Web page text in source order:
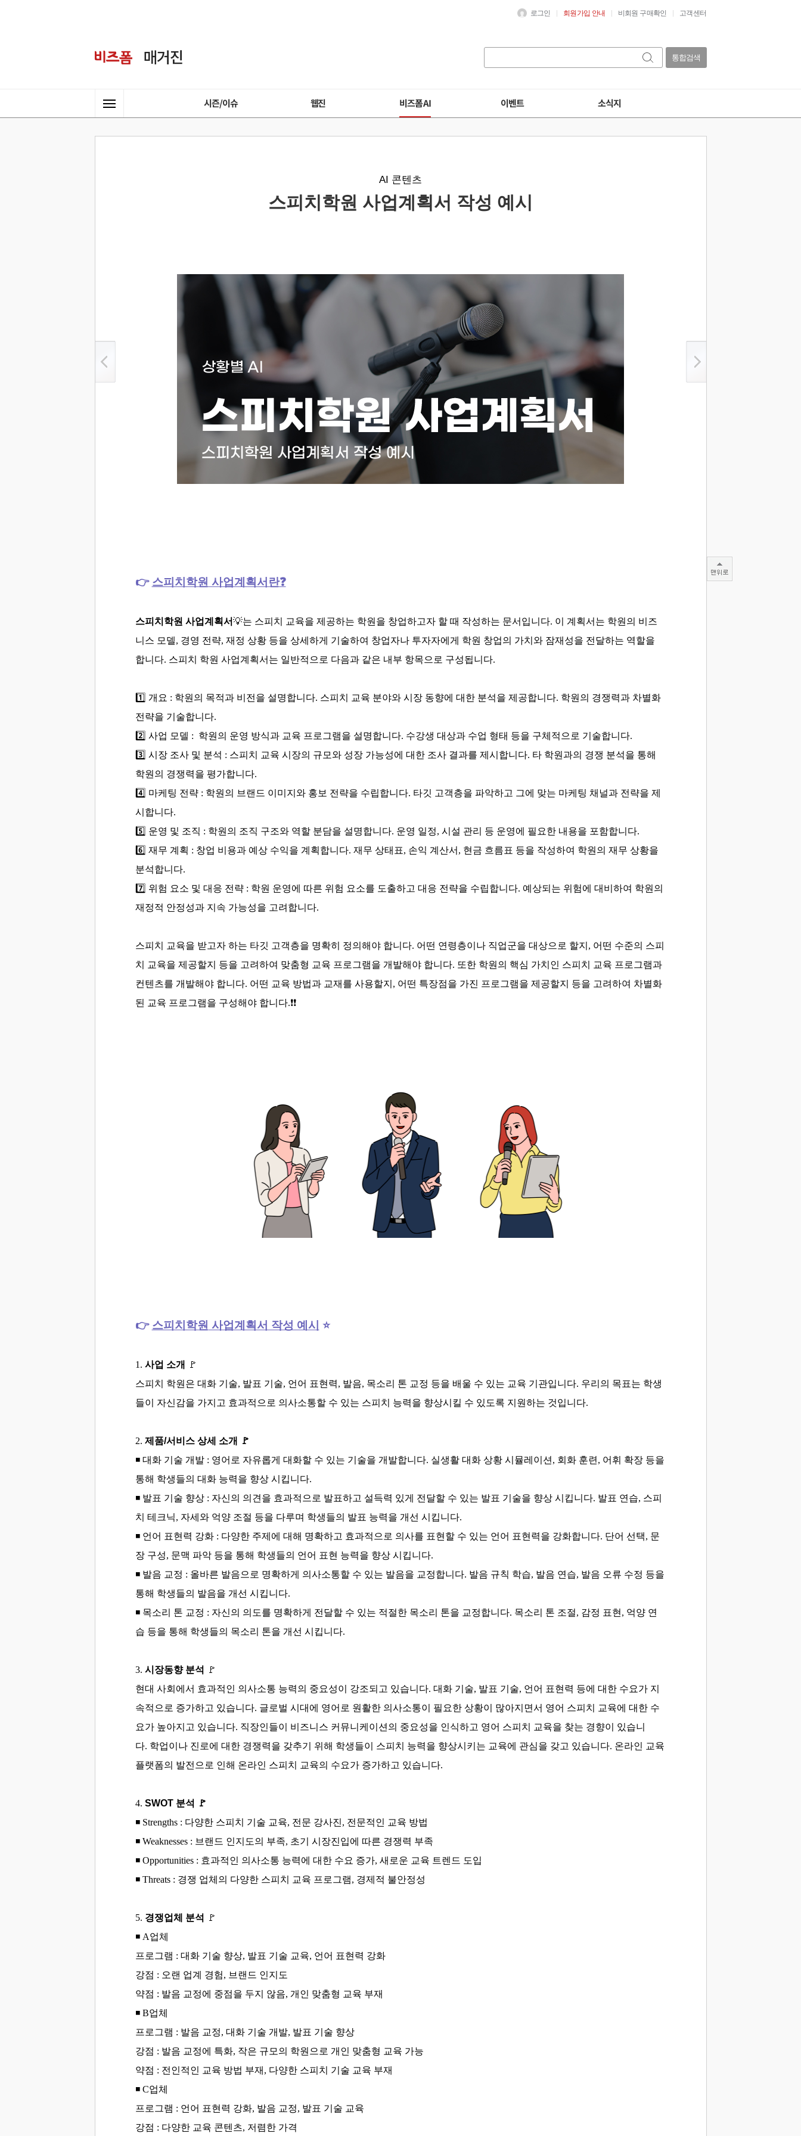
로그인 회원가입 안내 비회원 구매확인 고객센터
통합검색
시즌/이슈 웹진 비즈폼 AI 이벤트 소식지
AI 콘텐츠
스피치학원 사업계획서 작성 예시
👉 스피치학원 사업계획서란❓
스피치학원 사업계획서💡는 스피치 교육을 제공하는 학원을 창업하고자 할 때 작성하는 문서입니다. 이 계획서는 학원의 비즈
니스 모델, 경영 전략, 재정 상황 등을 상세하게 기술하여 창업자나 투자자에게 학원 창업의 가치와 잠재성을 전달하는 역할을
합니다. 스피치 학원 사업계획서는 일반적으로 다음과 같은 내부 항목으로 구성됩니다.
1️⃣ 개요 : 학원의 목적과 비전을 설명합니다. 스피치 교육 분야와 시장 동향에 대한 분석을 제공합니다. 학원의 경쟁력과 차별화
전략을 기술합니다.
2️⃣ 사업 모델 : 학원의 운영 방식과 교육 프로그램을 설명합니다. 수강생 대상과 수업 형태 등을 구체적으로 기술합니다.
3️⃣ 시장 조사 및 분석 : 스피치 교육 시장의 규모와 성장 가능성에 대한 조사 결과를 제시합니다. 타 학원과의 경쟁 분석을 통해
학원의 경쟁력을 평가합니다.
4️⃣ 마케팅 전략 : 학원의 브랜드 이미지와 홍보 전략을 수립합니다. 타깃 고객층을 파악하고 그에 맞는 마케팅 채널과 전략을 제
시합니다.
5️⃣ 운영 및 조직 : 학원의 조직 구조와 역할 분담을 설명합니다. 운영 일정, 시설 관리 등 운영에 필요한 내용을 포함합니다.
6️⃣ 재무 계획 : 창업 비용과 예상 수익을 계획합니다. 재무 상태표, 손익 계산서, 현금 흐름표 등을 작성하여 학원의 재무 상황을
분석합니다.
7️⃣ 위험 요소 및 대응 전략 : 학원 운영에 따른 위험 요소를 도출하고 대응 전략을 수립합니다. 예상되는 위험에 대비하여 학원의
재정적 안정성과 지속 가능성을 고려합니다.
스피치 교육을 받고자 하는 타깃 고객층을 명확히 정의해야 합니다. 어떤 연령층이나 직업군을 대상으로 할지, 어떤 수준의 스피
치 교육을 제공할지 등을 고려하여 맞춤형 교육 프로그램을 개발해야 합니다. 또한 학원의 핵심 가치인 스피치 교육 프로그램과
컨텐츠를 개발해야 합니다. 어떤 교육 방법과 교재를 사용할지, 어떤 특장점을 가진 프로그램을 제공할지 등을 고려하여 차별화
된 교육 프로그램을 구성해야 합니다.❗❗
👉 스피치학원 사업계획서 작성 예시 ⭐
1. 사업 소개
🚩
스피치 학원은 대화 기술, 발표 기술, 언어 표현력, 발음, 목소리 톤 교정 등을 배울 수 있는 교육 기관입니다. 우리의 목표는 학생
들이 자신감을 가지고 효과적으로 의사소통할 수 있는 스피치 능력을 향상시킬 수 있도록 지원하는 것입니다.
2. 제품/서비스 상세 소개
🚩
◾ 대화 기술 개발 : 영어로 자유롭게 대화할 수 있는 기술을 개발합니다. 실생활 대화 상황 시뮬레이션, 회화 훈련, 어휘 확장 등을
통해 학생들의 대화 능력을 향상 시킵니다.
◾ 발표 기술 향상 : 자신의 의견을 효과적으로 발표하고 설득력 있게 전달할 수 있는 발표 기술을 향상 시킵니다. 발표 연습, 스피
치 테크닉, 자세와 억양 조절 등을 다루며 학생들의 발표 능력을 개선 시킵니다.
◾ 언어 표현력 강화 : 다양한 주제에 대해 명확하고 효과적으로 의사를 표현할 수 있는 언어 표현력을 강화합니다. 단어 선택, 문
장 구성, 문맥 파악 등을 통해 학생들의 언어 표현 능력을 향상 시킵니다.
◾ 발음 교정 : 올바른 발음으로 명확하게 의사소통할 수 있는 발음을 교정합니다. 발음 규칙 학습, 발음 연습, 발음 오류 수정 등을
통해 학생들의 발음을 개선 시킵니다.
◾ 목소리 톤 교정 : 자신의 의도를 명확하게 전달할 수 있는 적절한 목소리 톤을 교정합니다. 목소리 톤 조절, 감정 표현, 억양 연
습 등을 통해 학생들의 목소리 톤을 개선 시킵니다.
3. 시장동향 분석
🚩
현대 사회에서 효과적인 의사소통 능력의 중요성이 강조되고 있습니다. 대화 기술, 발표 기술, 언어 표현력 등에 대한 수요가 지
속적으로 증가하고 있습니다. 글로벌 시대에 영어로 원활한 의사소통이 필요한 상황이 많아지면서 영어 스피치 교육에 대한 수
요가 높아지고 있습니다. 직장인들이 비즈니스 커뮤니케이션의 중요성을 인식하고 영어 스피치 교육을 찾는 경향이 있습니
다. 학업이나 진로에 대한 경쟁력을 갖추기 위해 학생들이 스피치 능력을 향상시키는 교육에 관심을 갖고 있습니다. 온라인 교육
플랫폼의 발전으로 인해 온라인 스피치 교육의 수요가 증가하고 있습니다.
4. SWOT 분석
🚩
◾ Strengths : 다양한 스피치 기술 교육, 전문 강사진, 전문적인 교육 방법
◾Weaknesses : 브랜드 인지도의 부족, 초기 시장진입에 따른 경쟁력 부족
◾Opportunities : 효과적인 의사소통 능력에 대한 수요 증가, 새로운 교육 트렌드 도입
◾Threats : 경쟁 업체의 다양한 스피치 교육 프로그램, 경제적 불안정성
5. 경쟁업체 분석
🚩
◾A업체
프로그램 : 대화 기술 향상, 발표 기술 교육, 언어 표현력 강화
강점 : 오랜 업계 경험, 브랜드 인지도
약점 : 발음 교정에 중점을 두지 않음, 개인 맞춤형 교육 부재
◾B업체
프로그램 : 발음 교정, 대화 기술 개발, 발표 기술 향상
강점 : 발음 교정에 특화, 작은 규모의 학원으로 개인 맞춤형 교육 가능
약점 : 전인적인 교육 방법 부재, 다양한 스피치 기술 교육 부재
◾C업체
프로그램 : 언어 표현력 강화, 발음 교정, 발표 기술 교육
강점 : 다양한 교육 콘텐츠, 저렴한 가격